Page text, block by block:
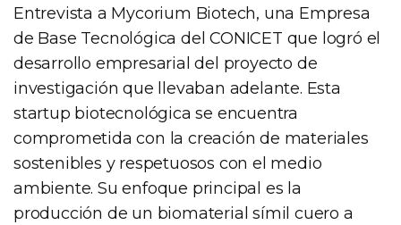
Entrevista a Mycorium Biotech, una Empresa
de Base Tecnológica del CONICET que logró el
desarrollo empresarial del proyecto de
investigación que llevaban adelante. Esta
startup biotecnológica se encuentra
comprometida con la creación de materiales
sostenibles y respetuosos con el medio
ambiente. Su enfoque principal es la
producción de un biomaterial símil cuero a